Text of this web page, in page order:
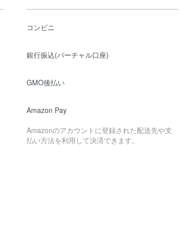
コンビニ
銀行振込(バーチャル口座)
GMO後払い
Amazon Pay
Amazonのアカウントに登録された配送先や支
払い方法を利用して決済できます。